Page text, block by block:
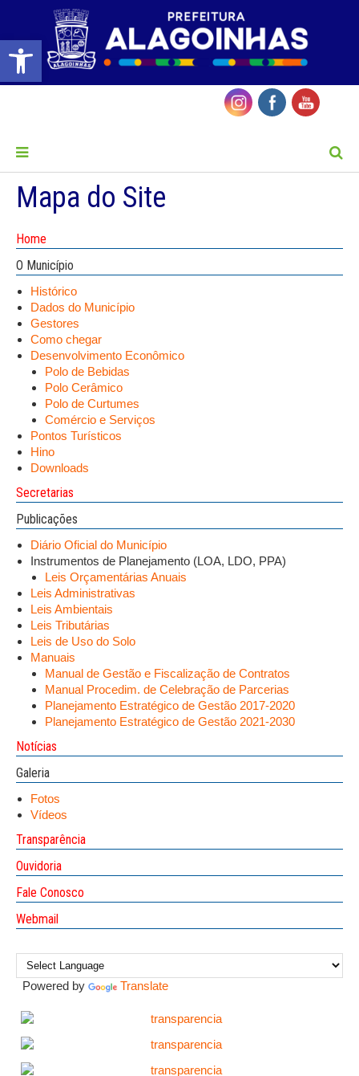
Mapa do Site
Home
O Município
Histórico
Dados do Município
Gestores
Como chegar
Desenvolvimento Econômico
Polo de Bebidas
Polo Cerâmico
Polo de Curtumes
Comércio e Serviços
Pontos Turísticos
Hino
Downloads
Secretarias
Publicações
Diário Oficial do Município
Instrumentos de Planejamento (LOA, LDO, PPA)
Leis Orçamentárias Anuais
Leis Administrativas
Leis Ambientais
Leis Tributárias
Leis de Uso do Solo
Manuais
Manual de Gestão e Fiscalização de Contratos
Manual Procedim. de Celebração de Parcerias
Planejamento Estratégico de Gestão 2017-2020
Planejamento Estratégico de Gestão 2021-2030
Notícias
Galeria
Fotos
Vídeos
Transparência
Ouvidoria
Fale Conosco
Webmail
Powered by Translate
Barra de Ferramentas Aberta